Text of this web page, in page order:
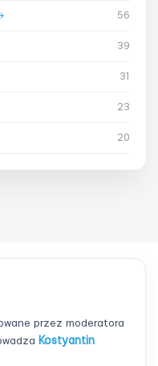
56
39
31
23
20
przez moderatora
Kostyantin